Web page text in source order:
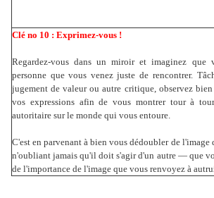
Clé no 10 : Exprimez-vous !
Regardez-vous dans un miroir et imaginez que
personne que vous venez juste de rencontrer.
jugement de valeur ou autre critique, observez
vos expressions afin de vous montrer tour à
autoritaire sur le monde qui vous entoure.
C'est en parvenant à bien vous dédoubler de
n'oubliant jamais qu'il doit s'agir d'un autre — que
de l'importance de l'image que vous renvoyez à